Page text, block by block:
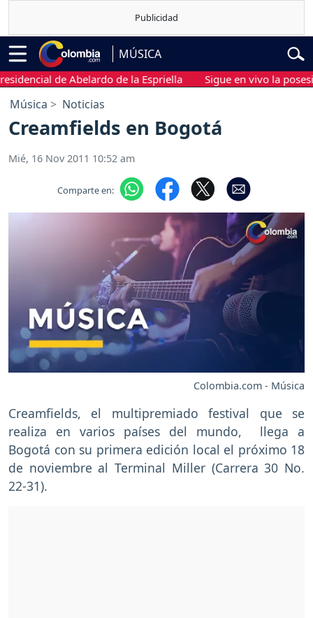
MÚSICA
de Abelardo de la Espriella Sigue en vivo la
Música Noticias
Creamfields en Bogotá
Mié, 16 Nov 2011 10:52 am
Comparte en:
Colombia.com - Música
Creamfields, el multipremiado festival que se
realiza en varios países del mundo, llega a
Bogotá con su primera edición local el próximo 18
de noviembre al Terminal Miller (Carrera 30 No.
22-31).